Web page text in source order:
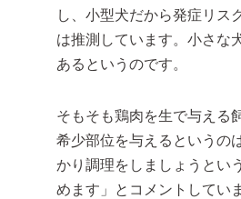
し、小型犬だから発症リス
は推測しています。小さな
あるというのです。
そもそも鶏肉を生で与える
希少部位を与えるというの
かり調理をしましょうとい
めます」とコメントしてい